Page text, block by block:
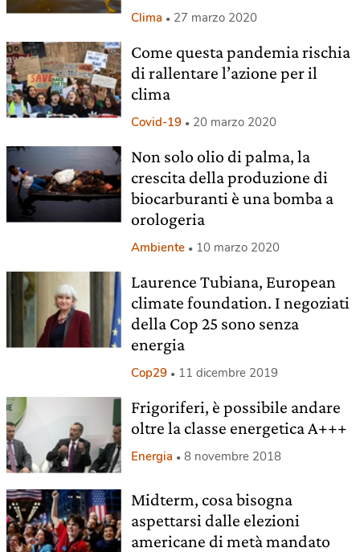
Clima 27 marzo 2020
Come questa pandemia rischia
di rallentare l’azione per il
clima
Covid-19 20 marzo 2020
Non solo olio di palma, la
crescita della produzione di
biocarburanti è una bomba a
orologeria
Ambiente 10 marzo 2020
Laurence Tubiana, European
climate foundation. I negoziati
della Cop 25 sono senza
energia
Cop29 11 dicembre 2019
Frigoriferi, è possibile andare
oltre la classe energetica A+++
Energia 8 novembre 2018
Midterm, cosa bisogna
aspettarsi dalle elezioni
americane di metà mandato